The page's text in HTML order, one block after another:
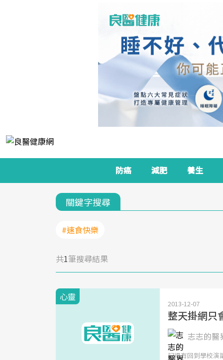
防癌 減肥 養生
關鍵字搜尋
#速食快樂
共1筆搜尋結果
心靈
2013-12-07
整天掛網只
志志的醫
記得有回到學校演